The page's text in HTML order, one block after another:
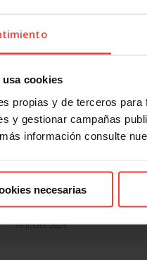
usa cookies
propias y de terceros
y gestionar campañas
información consulte
necesarias
¿Quieres presentarte con
cómo
29 JULIO, 2026